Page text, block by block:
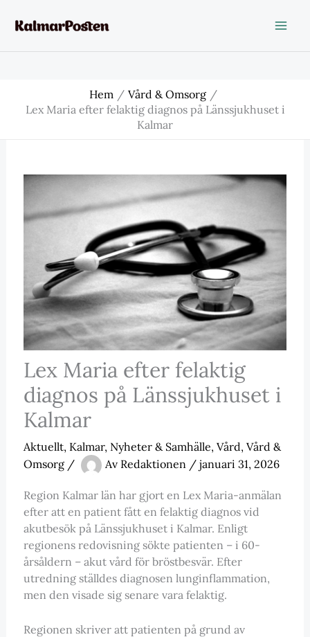
Hem
Vård & Omsorg
Lex Maria efter felaktig diagnos på Länssjukhuset i
Kalmar
Lex Maria efter felaktig
diagnos på Länssjukhuset i
Kalmar
Aktuellt, Kalmar, Nyheter & Samhälle, Vård, Vård &
Omsorg/ Av Redaktionen / januari 31, 2026
Region Kalmar län har gjort en Lex Maria-anmälan
efter att en patient fått en felaktig diagnos vid
akutbesök på Länssjukhuset i Kalmar. Enligt
regionens redovisning sökte patienten – i 60-
årsåldern – akut vård för bröstbesvär. Efter
utredning ställdes diagnosen lunginflammation,
men den visade sig senare vara felaktig.
Regionen skriver att patienten på grund av